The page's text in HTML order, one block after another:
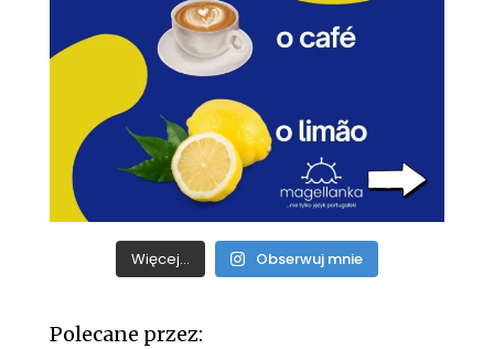
Więcej... Obserwuj mnie
Polecane przez: